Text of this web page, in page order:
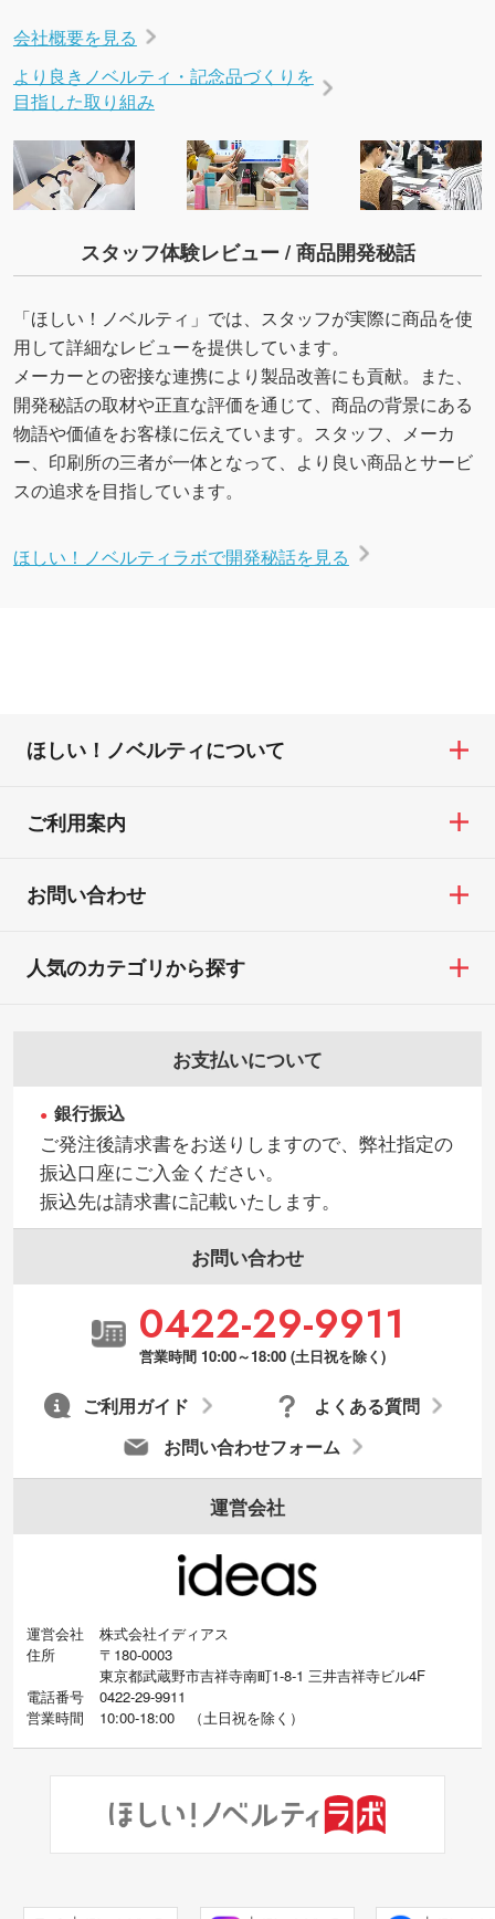
会社概要を見る
より良きノベルティ・記念品づくりを
目指した取り組み
スタッフ体験レビュー / 商品開発秘話
「ほしい！ノベルティ」では、スタッフが実際に商品を使
用して詳細なレビューを提供しています。
メーカーとの密接な連携により製品改善にも貢献。また、
開発秘話の取材や正直な評価を通じて、商品の背景にある
物語や価値をお客様に伝えています。スタッフ、メーカ
ー、印刷所の三者が一体となって、より良い商品とサービ
スの追求を目指しています。
ほしい！ノベルティラボで開発秘話を見る
ほしい！ノベルティについて
ご利用案内
お問い合わせ
お支払いについて
銀行振込
ご発注後請求書をお送りしますので、弊社指定の
振込口座にご入金ください。
振込先は請求書に記載いたします。
お問い合わせ
0422-29-9911
営業時間 10:00～18:00 (土日祝を除く)
お問い合わせフォーム
よくある質問
ご利用ガイド
運営会社
運営会社
株式会社イディアス
住所
〒180-0003
東京都武蔵野市吉祥寺南町1-8-1 三井吉祥寺ビル4F
電話番号
0422-29-9911
営業時間
10:00-18:00 （土日祝を除く）
人気のカテゴリから探す